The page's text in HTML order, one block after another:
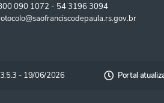
090 1072 - 54 3196 3094
3.5.3 - 19/06/2026 Portal